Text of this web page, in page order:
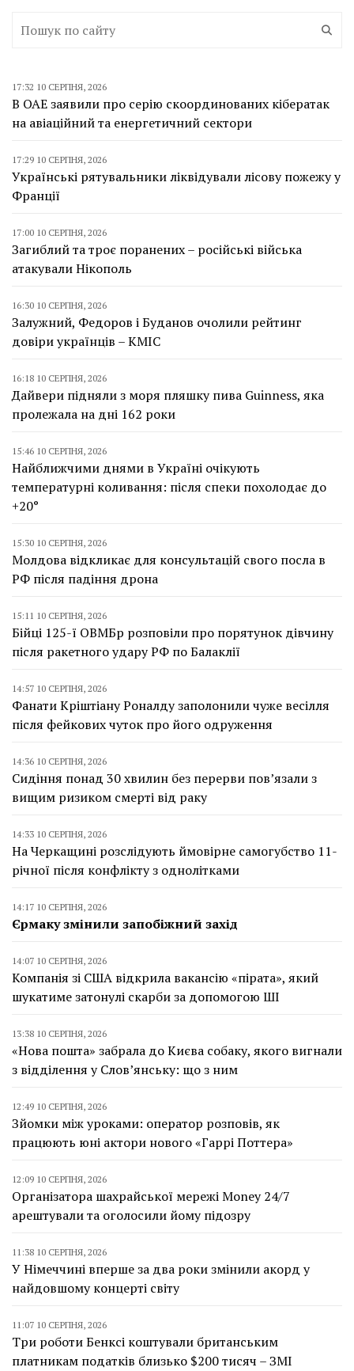
17:32 10 СЕРПНЯ, 2026
В ОАЕ заявили про серію скоординованих кібератак
на авіаційний та енергетичний сектори
17:29 10 СЕРПНЯ, 2026
Українські рятувальники ліквідували лісову пожежу у
Франції
17:00 10 СЕРПНЯ, 2026
Загиблий та троє поранених – російські війська
атакували Нікополь
16:30 10 СЕРПНЯ, 2026
Залужний, Федоров і Буданов очолили рейтинг
довіри українців – КМІС
16:18 10 СЕРПНЯ, 2026
Дайвери підняли з моря пляшку пива Guinness, яка
пролежала на дні 162 роки
15:46 10 СЕРПНЯ, 2026
Найближчими днями в Україні очікують
температурні коливання: після спеки похолодає до
+20°
15:30 10 СЕРПНЯ, 2026
Молдова відкликає для консультацій свого посла в
РФ після падіння дрона
15:11 10 СЕРПНЯ, 2026
Бійці 125-ї ОВМБр розповіли про порятунок дівчину
після ракетного удару РФ по Балаклії
14:57 10 СЕРПНЯ, 2026
Фанати Кріштіану Роналду заполонили чуже весілля
після фейкових чуток про його одруження
14:36 10 СЕРПНЯ, 2026
Сидіння понад 30 хвилин без перерви пов’язали з
вищим ризиком смерті від раку
14:33 10 СЕРПНЯ, 2026
На Черкащині розслідують ймовірне самогубство 11-
річної після конфлікту з однолітками
14:17 10 СЕРПНЯ, 2026
Єрмаку змінили запобіжний захід
14:07 10 СЕРПНЯ, 2026
Компанія зі США відкрила вакансію «пірата», який
шукатиме затонулі скарби за допомогою ШІ
13:38 10 СЕРПНЯ, 2026
«Нова пошта» забрала до Києва собаку, якого вигнали
з відділення у Слов’янську: що з ним
12:49 10 СЕРПНЯ, 2026
Зйомки між уроками: оператор розповів, як
працюють юні актори нового «Гаррі Поттера»
12:09 10 СЕРПНЯ, 2026
Організатора шахрайської мережі Money 24/7
арештували та оголосили йому підозру
11:38 10 СЕРПНЯ, 2026
У Німеччині вперше за два роки змінили акорд у
найдовшому концерті світу
11:07 10 СЕРПНЯ, 2026
Три роботи Бенксі коштували британським
платникам податків близько $200 тисяч – ЗМІ